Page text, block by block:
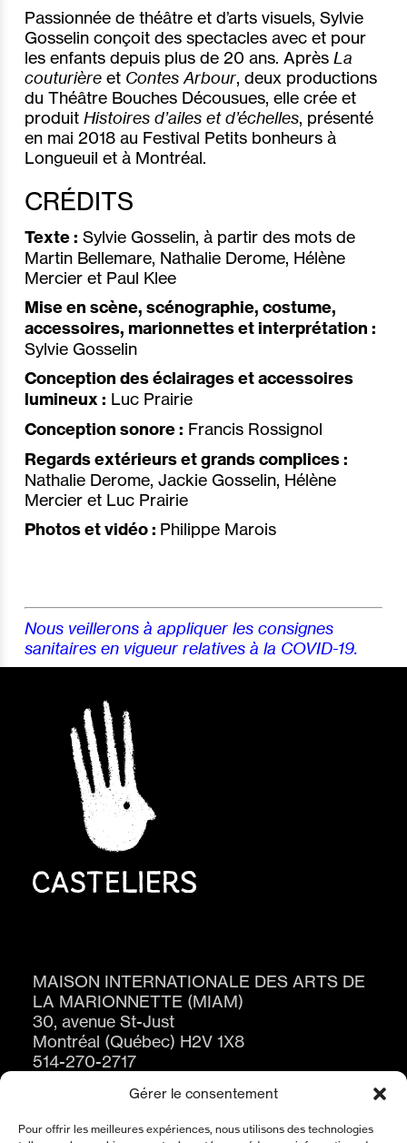
Gérer le consentement
Pour offrir les meilleures expériences, nous utilisons des technologies
Passionnée de théâtre et d’arts visuels, Sylvie
Gosselin conçoit des spectacles avec et pour
les enfants depuis plus de 20 ans. Après La
couturière et Contes Arbour, deux productions
du Théâtre Bouches Décousues, elle crée et
produit Histoires d’ailes et d’échelles, présenté
en mai 2018 au Festival Petits bonheurs à
Longueuil et à Montréal.
CRÉDITS
Texte : Sylvie Gosselin, à partir des mots de
Martin Bellemare, Nathalie Derome, Hélène
Mercier et Paul Klee
Mise en scène, scénographie, costume,
accessoires, marionnettes et interprétation :
Sylvie Gosselin
Conception des éclairages et accessoires
lumineux : Luc Prairie
Conception sonore : Francis Rossignol
Regards extérieurs et grands complices :
Nathalie Derome, Jackie Gosselin, Hélène
Mercier et Luc Prairie
Photos et vidéo : Philippe Marois
Nous veillerons à appliquer les consignes
sanitaires en vigueur relatives à la COVID-19.
MAISON INTERNATIONALE DES ARTS DE
LA MARIONNETTE (MIAM)
30, avenue St-Just
Montréal (Québec) H2V 1X8
514-270-2717